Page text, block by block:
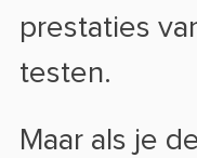
prestaties
testen.
Maar als je